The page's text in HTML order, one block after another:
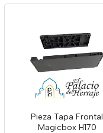
Pieza Tapa Frontal
Magicbox H170